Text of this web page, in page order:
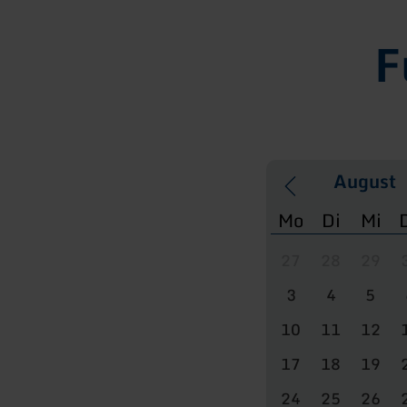
Mo Di Mi
3
4 5
10
11 12
17
18 19
24
25 26